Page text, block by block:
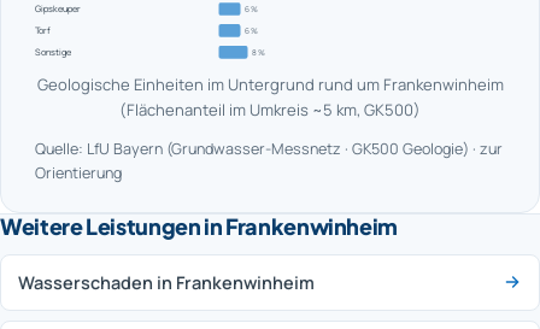
Gipskeuper 6 %
Torf 6 %
Sonstige 8 %
Geologische Einheiten im Untergrund rund um Frankenwinheim
(Flächenanteil im Umkreis ~5 km, GK500)
Quelle: LfU Bayern (Grundwasser-Messnetz · GK500 Geologie) · zur
Orientierung
Weitere Leistungen in Frankenwinheim
Wasserschaden in Frankenwinheim